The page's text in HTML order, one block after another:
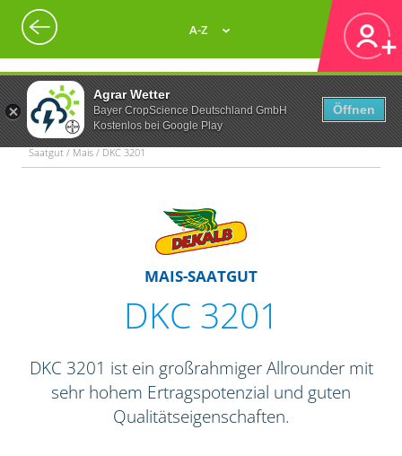
Agrar Wetter
Bayer CropScience Deutschland GmbH
Kostenlos bei Google Play
Öffnen
A-Z
Saatgut / Mais / DKC 3201
MAIS-SAATGUT
DKC 3201
DKC 3201 ist ein großrahmiger Allrounder mit
sehr hohem Ertragspotenzial und guten
Qualitätseigenschaften.